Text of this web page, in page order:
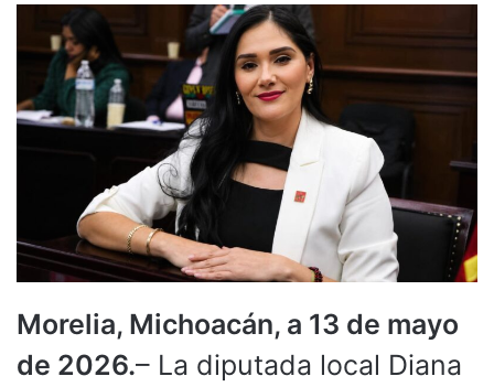
Morelia, Michoacán, a 13 de mayo
de 2026.– La diputada local Diana